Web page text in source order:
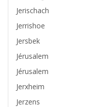
Jerischach
Jerrishoe
Jersbek
Jérusalem
Jérusalem
Jerxheim
Jerzens